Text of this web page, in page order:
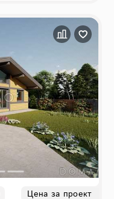
Цена за проект